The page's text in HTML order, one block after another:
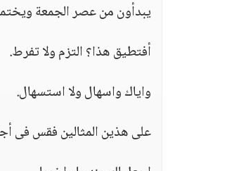
يبدأون من عصر الجمعة
أفتطيق هذا؟ التزم ولا تفرط.
واياك واسهال ولا استسهال.
على هذين المثالين فقس فى